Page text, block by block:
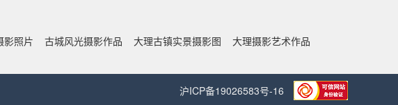
影照片 古城风光摄影作品 大理古镇实景摄影图
大理摄影艺术作品
沪ICP备19026583号-16